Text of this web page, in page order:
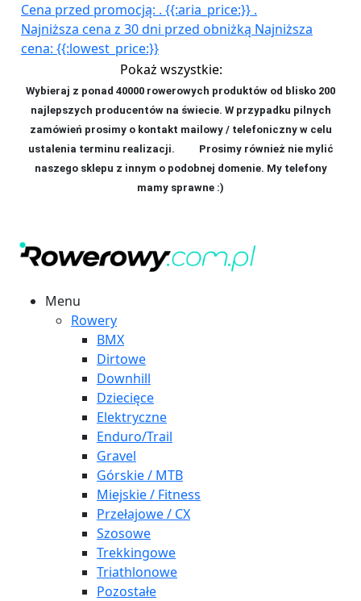
Cena przed promocją: . {{:aria_price:}} .
Najniższa cena z 30 dni przed obniżką Najniższa
cena: {{:lowest_price:}}
Pokaż wszystkie:
Wybieraj z ponad 40000 rowerowych produktów od blisko 200
najlepszych producentów na świecie. W przypadku pilnych
zamówień prosimy o kontakt mailowy / telefoniczny w celu
ustalenia terminu realizacji. Prosimy również nie mylić
naszego sklepu z innym o podobnej domenie. My telefony
mamy sprawne :)
Menu
Rowery
BMX
Dirtowe
Downhill
Dziecięce
Elektryczne
Enduro/Trail
Gravel
Górskie / MTB
Miejskie / Fitness
Przełajowe / CX
Szosowe
Trekkingowe
Triathlonowe
Pozostałe